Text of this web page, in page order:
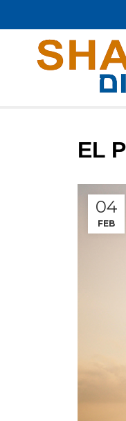
EL
04
FEB